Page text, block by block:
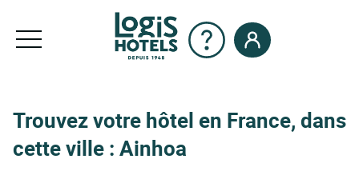
Trouvez votre hôtel en France, dans
cette ville : Ainhoa